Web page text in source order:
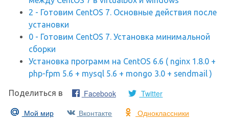
2 - Готовим CentOS 7. Основные действия после
установки
0 - Готовим CentOS 7. Установка минимальной
сборки
Установка программ на CentOS 6.6 ( nginx 1.8.0 +
php-fpm 5.6 + mysql 5.6 + mongo 3.0 + sendmail )
Поделиться в Facebook
Twitter
Мой мир
Вконтакте
Одноклассники